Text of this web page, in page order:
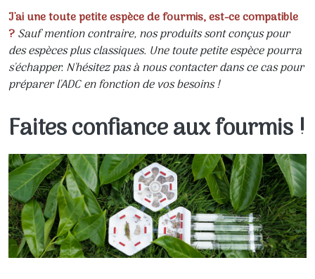
J'ai une toute petite espèce de fourmis, est-ce compatible
?Sauf mention contraire, nos produits sont conçus pour
des espèces plus classiques. Une toute petite espèce pourra
s'échapper. N'hésitez pas à nous contacter dans ce cas pour
préparer l'ADC en fonction de vos besoins !
Faites confiance aux fourmis !